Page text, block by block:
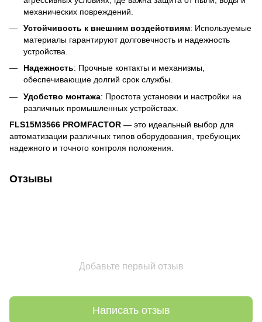
механических повреждений.
Устойчивость к внешним воздействиям: Используемые
материалы гарантируют долговечность и надежность
устройства.
Надежность: Прочные контакты и механизмы,
обеспечивающие долгий срок службы.
Удобство монтажа: Простота установки и настройки на
различных промышленных устройствах.
FLS15M3566 PROMFACTOR — это идеальный выбор для
автоматизации различных типов оборудования, требующих
надежного и точного контроля положения.
Отзывы
Добавьте первый отзыв
Написать отзыв